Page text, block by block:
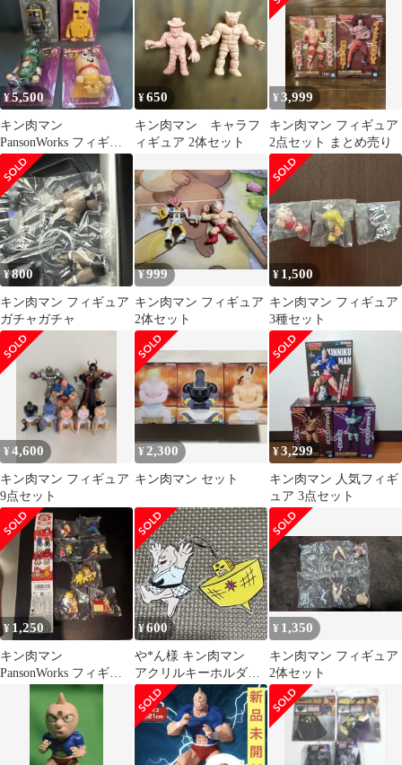
¥5,500
キン肉マン
PansonWorks フィギュ
ア 4体セット
¥650
キン肉マン キャラフ
ィギュア 2体セット
¥3,999
キン肉マン フィギュア
2点セット まとめ売り
¥800
キン肉マン フィギュア
ガチャガチャ
¥999
キン肉マン フィギュア
2体セット
¥ 1,500
キン肉マン フィギュア
3種セット
¥4,600
キン肉マン フィギュア
9点セット
¥ 2,300
キン肉マン セット
¥3,299
キン肉マン 人気フィギ
ュア 3点セット
¥ 1,250
キン肉マン
PansonWorks フィギュ
ア 5種+シークレット2
種 全7種
¥600
や*ん様 キン肉マン
アクリルキーホルダー
2個セット
¥ 1,350
キン肉マン フィギュア
2体セット